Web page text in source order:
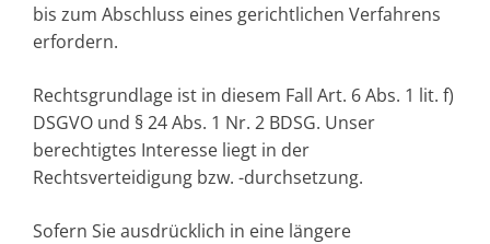
bis zum Abschluss eines gerichtlichen Verfahrens
erfordern.
Rechtsgrundlage ist in diesem Fall Art. 6 Abs. 1 lit. f)
DSGVO und § 24 Abs. 1 Nr. 2 BDSG. Unser
berechtigtes Interesse liegt in der
Rechtsverteidigung bzw. -durchsetzung.
Sofern Sie ausdrücklich in eine längere